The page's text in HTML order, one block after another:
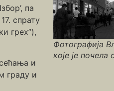
Фотографија
које је почела
па
спрату
грех”),
и
граду и